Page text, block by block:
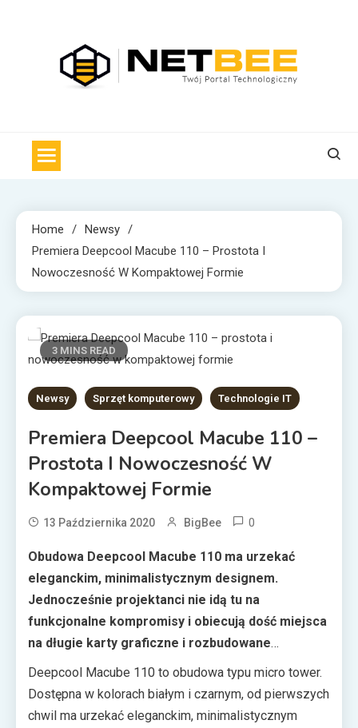
Home
Newsy
Premiera Deepcool Macube 110 – Prostota I
Nowoczesność W Kompaktowej Formie
3 MINS READ
Newsy Sprzęt komputerowy Technologie IT
Premiera Deepcool Macube 110 –
Prostota I Nowoczesność W
Kompaktowej Formie
13 Października 2020 BigBee 0
Obudowa Deepcool Macube 110 ma urzekać
eleganckim, minimalistycznym designem.
Jednocześnie projektanci nie idą tu na
funkcjonalne kompromisy i obiecują dość miejsca
na długie karty graficzne i rozbudowane
chłodzenia. Te ostatnie można podziwiać przez
szklane, magnetyczne okno.
Deepcool Macube 110 to obudowa typu micro tower.
Dostępna w kolorach białym i czarnym, od pierwszych
chwil ma urzekać eleganckim, minimalistycznym